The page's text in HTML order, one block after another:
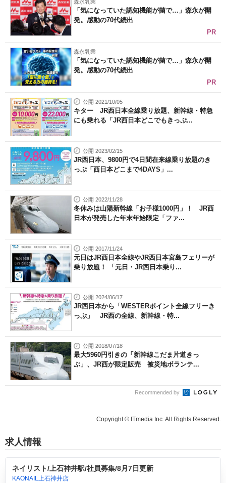
森永乳業
「気になっていた認知機能が菌で…」森永が開
発。感動の70代続出
PR
森永乳業
「気になっていた認知機能が菌で…」森永が開
発。感動の70代続出
PR
公開 2021/10/05
キター JR西日本全線乗り放題、新幹線・特急
にも乗れる「JR西日本どこでもきっぷ...
公開 2023/02/15
JR西日本、9800円で4日間在来線乗り放題のき
っぷ「西日本どこまで4DAYS」...
公開 2022/11/28
冬休みは山陽新幹線「お子様1000円」！ JR西
日本が発売した年末年始限定「ファ...
公開 2017/11/24
元日はJR西日本全線やJR西日本宮島フェリーが
乗り放題！ 「元日・JR西日本乗り...
公開 2024/06/17
JR西日本から「WESTERポイント全線フリーき
っぷ」 JR西の全線、新幹線・特...
公開 2018/07/18
最大5960円引きの「新幹線こだま片道きっ
ぷ」、JR西が限定販売 被災地ボランテ...
Recommended by
Copyright © ITmedia Inc. All Rights Reserved.
求人情報
ネイリスト/上石神井駅/社員募集/8月7日更新
KAONAIL上石神井店